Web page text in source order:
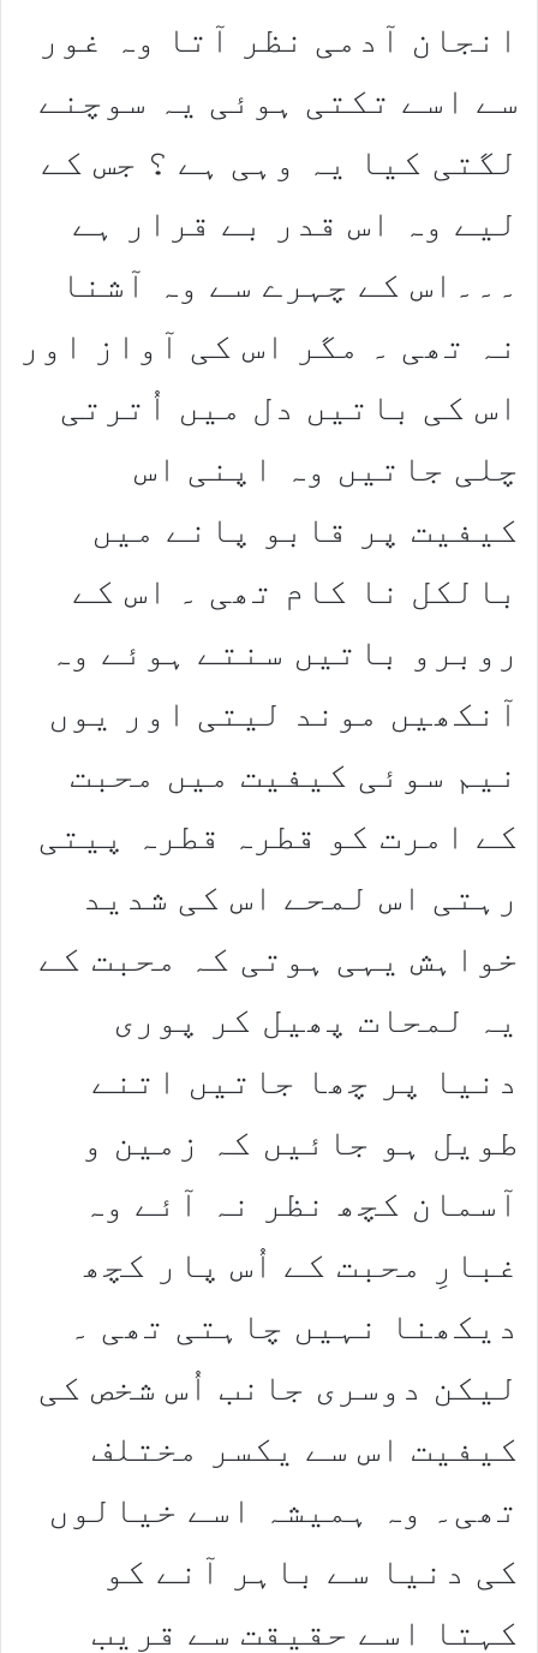
انجان آدمی نظر آتا وہ غور
سے اسے تکتی ہوئی یہ سوچنے
لگتی کیا یہ وہی ہے ؟ جس کے
لیے وہ اس قدر بے قرار ہے
۔۔۔اس کے چہرے سے وہ آشنا
نہ تھی ۔ مگر اس کی آواز اور
اس کی باتیں دل میں اُترتی
چلی جاتیں وہ اپنی اس
کیفیت پر قابو پانے میں
بالکل نا کام تھی ۔ اس کے
روبرو باتیں سنتے ہوئے وہ
آنکھیں موند لیتی اور یوں
نیم سوئی کیفیت میں محبت
کے امرت کو قطرہ قطرہ پیتی
رہتی اس لمحے اس کی شدید
خواہش یہی ہوتی کہ محبت کے
یہ لمحات پھیل کر پوری
دنیا پر چھا جاتیں اتنے
طویل ہو جائیں کہ زمین و
آسمان کچھ نظر نہ آئے وہ
غبارِ محبت کے اُس پار کچھ
دیکھنا نہیں چاہتی تھی ۔
لیکن دوسری جانب اُس شخص کی
کیفیت اس سے یکسر مختلف
تھی۔ وہ ہمیشہ اسے خیالوں
کی دنیا سے باہر آنے کو
کہتا اسے حقیقت سے قریب